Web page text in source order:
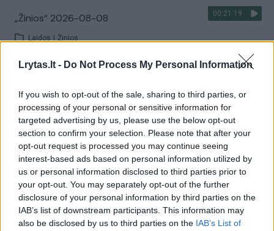
Lrytas.lt - Do Not Process My Personal Information
If you wish to opt-out of the sale, sharing to third parties, or
processing of your personal or sensitive information for
targeted advertising by us, please use the below opt-out
section to confirm your selection. Please note that after your
opt-out request is processed you may continue seeing
interest-based ads based on personal information utilized by
us or personal information disclosed to third parties prior to
your opt-out. You may separately opt-out of the further
disclosure of your personal information by third parties on the
IAB’s list of downstream participants. This information may
also be disclosed by us to third parties on the IAB’s List of
00:21:19
„Žinios“ 2026-08-08
Laidos Žinios
Žiūrimiausi įrašai
00:00:30
Vaizdai iš tragiškos avarijos Vilniaus r.: dviejų moterų ir
vaiko gyvybių išgelbėti nepavyko
Žinios Lietuvos diena